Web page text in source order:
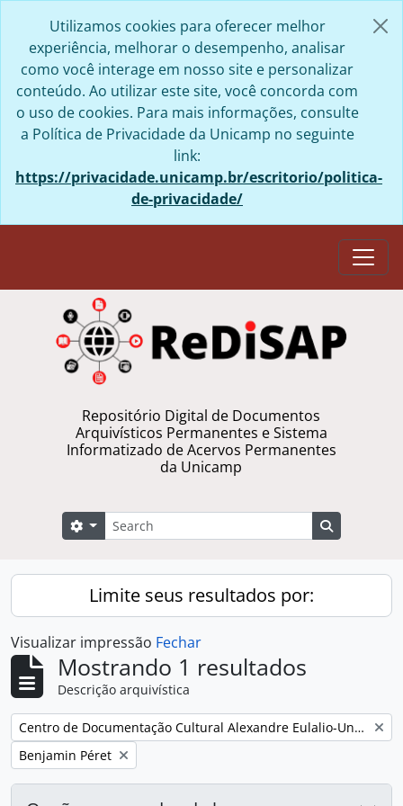
Utilizamos cookies para oferecer melhor
experiência, melhorar o desempenho, analisar
como você interage em nosso site e personalizar
conteúdo. Ao utilizar este site, você concorda com
o uso de cookies. Para mais informações, consulte
a Política de Privacidade da Unicamp no seguinte
link:
https://privacidade.unicamp.br/escritorio/politica-
de-privacidade/
Repositório Digital de Documentos
Arquivísticos Permanentes e Sistema
Informatizado de Acervos Permanentes
da Unicamp
Buscar
Opções de busca
Limite seus resultados por:
Visualizar impressão Fechar
Mostrando 1 resultados
Descrição arquivística
Remover filtro:
Centro de Documentação Cultural Alexandre Eulalio-Unicamp.
Remover filtro:
Benjamin Péret